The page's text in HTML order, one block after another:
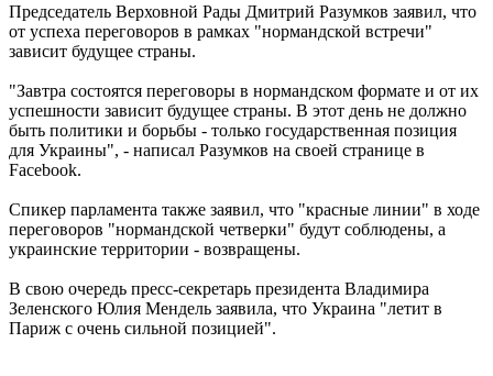
Председатель Верховной Рады Дмитрий Разумков заявил, что
от успеха переговоров в рамках "нормандской встречи"
зависит будущее страны.
"Завтра состоятся переговоры в нормандском формате и от их
успешности зависит будущее страны. В этот день не должно
быть политики и борьбы - только государственная позиция
для Украины", - написал Разумков на своей странице в
Facebook.
Спикер парламента также заявил, что "красные линии" в ходе
переговоров "нормандской четверки" будут соблюдены, а
украинские территории - возвращены.
В свою очередь пресс-секретарь президента Владимира
Зеленского Юлия Мендель заявила, что Украина "летит в
Париж с очень сильной позицией".